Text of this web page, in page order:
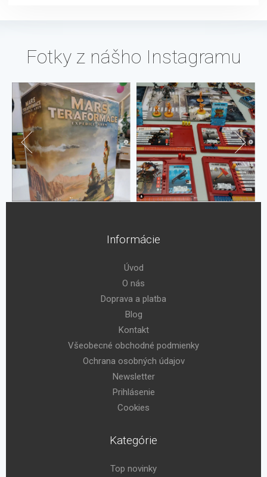
Fotky z nášho Instagramu
Informácie
Úvod
O nás
Doprava a platba
Blog
Kontakt
Všeobecné obchodné podmienky
Ochrana osobných údajov
Newsletter
Prihlásenie
Cookies
Kategórie
Top novinky